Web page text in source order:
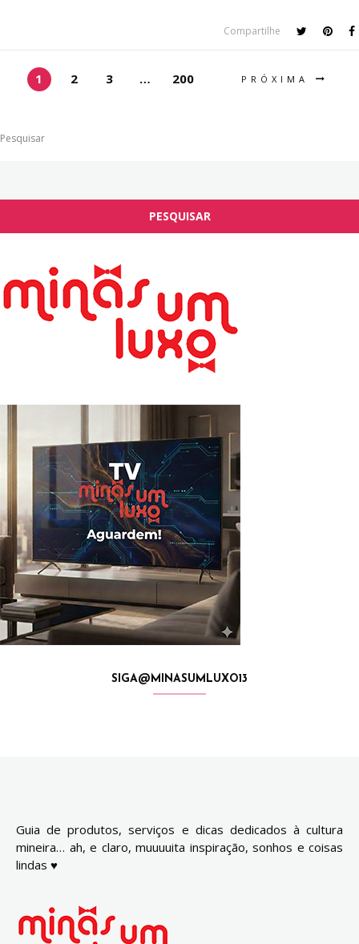
Compartilhe
1 2 3 … 200 PRÓXIMA
Pesquisar
PESQUISAR
SIGA@MINASUMLUXO13
Guia de produtos, serviços e dicas dedicados à cultura
mineira… ah, e claro, muuuuita inspiração, sonhos e coisas
lindas ♥